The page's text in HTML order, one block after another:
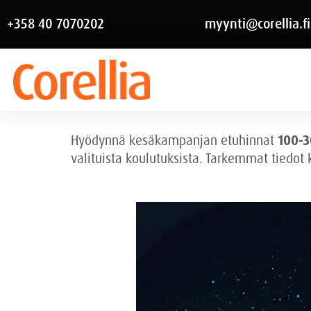
+358 40 7070202 myynti@corellia.fi
Hyödynnä kesäkampanjan etuhinnat 100-
valituista koulutuksista. Tarkemmat